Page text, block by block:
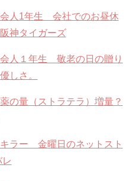
人1年生 会社でのお昼休
神タイガーズ
人１年生 敬老の日の贈り
しさ。
の量（ストラテラ）増量？
ラー 金曜日のネットスト